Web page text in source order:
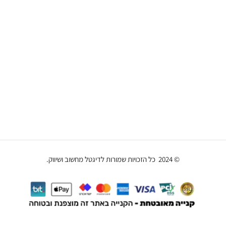
© 2024 כל הזכויות שמורות לדיגטל מחשוב ושיווק.